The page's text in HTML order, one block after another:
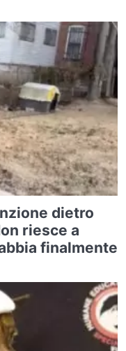
dietro
riesce a
finalmente